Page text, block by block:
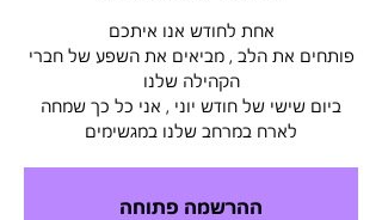
אחת לחודש אנו איתכם
פותחים את הלב , מביאים את השפע של חברי
הקהילה שלנו
ביום שישי של חודש יוני , אני כל כך שמחה
לארח במרחב שלנו במגשימים
ההרשמה פתוחה